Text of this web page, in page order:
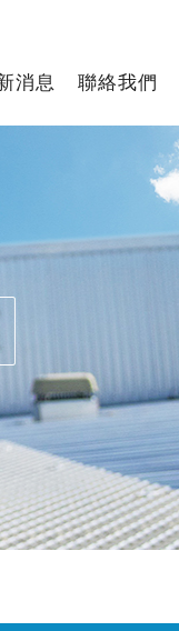
消息 聯絡我們